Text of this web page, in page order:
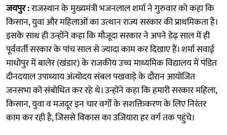
जयपुर :राजस्थान के मुख्यमंत्री भजनलाल शर्मा ने गुरुवार को कहा कि
किसान, युवा और महिलाओं का उत्थान राज्य सरकार की प्राथमिकता है।
इसके साथ ही उन्होंने कहा कि मौजूदा सरकार ने अपने डेढ़ साल में ही
पूर्ववर्ती सरकार के पांच साल से ज्यादा काम कर दिखाए हैं। शर्मा सवाई
माधोपुर में बालेर (खंडार) के राजकीय उच्च माध्यमिक विद्यालय में पंडित
दीनदयाल उपाध्याय अंत्योदय संबल पखवाड़े के दौरान आयोजित
जनसभा को संबोधित कर रहे थे। उन्होंने कहा कि हमारी सरकार महिला,
किसान, युवा व मजदूर इन चार वर्गों के सशक्तिकरण के लिए निरंतर
काम कर रही है, जिससे विकास का उजियारा हर वर्ग तक पहुंचे।